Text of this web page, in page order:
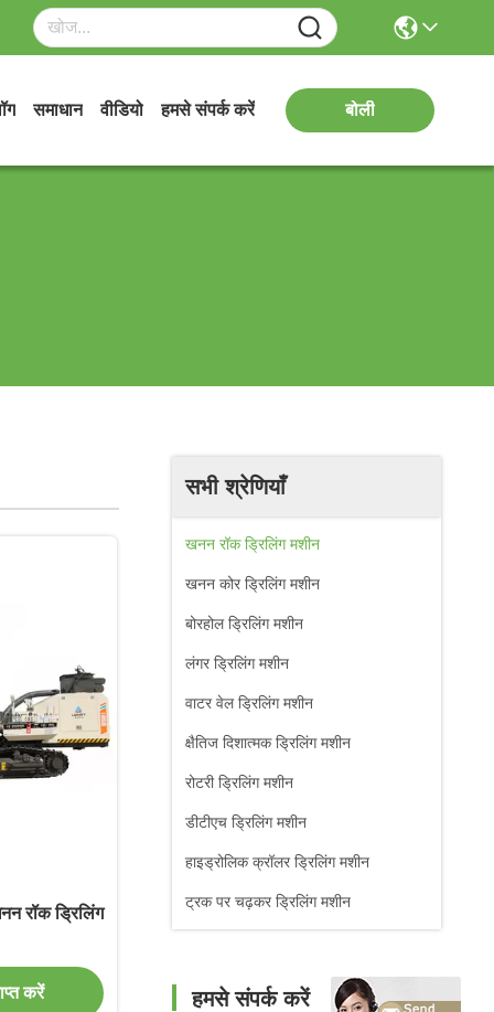
समाधान वीडियो हमसे संपर्क करें बोली
सभी श्रेणियाँ
खनन रॉक ड्रिलिंग मशीन
खनन कोर ड्रिलिंग मशीन
बोरहोल ड्रिलिंग मशीन
लंगर ड्रिलिंग मशीन
वाटर वेल ड्रिलिंग मशीन
क्षैतिज दिशात्मक ड्रिलिंग मशीन
रोटरी ड्रिलिंग मशीन
डीटीएच ड्रिलिंग मशीन
हाइड्रोलिक क्रॉलर ड्रिलिंग मशीन
ट्रक पर चढ़कर ड्रिलिंग मशीन
हमसे संपर्क करें
रॉक ड्रिलिंग
करें